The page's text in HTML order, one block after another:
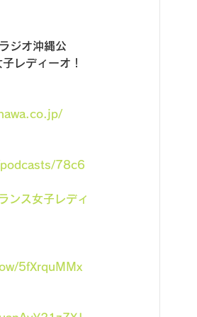
ジオ沖縄公
レディーオ！
78c6
ス女子レディ
5fXrquMMx